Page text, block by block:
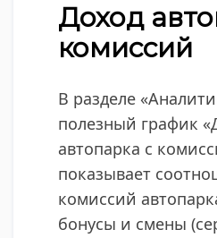
Доход
комиссий
В разделе
полезный график
автопарка с
показывает
комиссий
бонусы и смены